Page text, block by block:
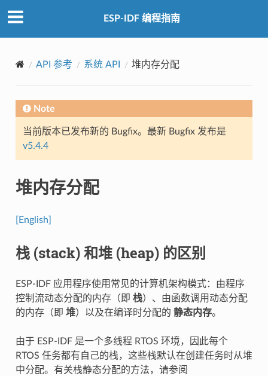
ESP-IDF 编程指南
API 参考 系统 API 堆内存分配
Note
当前版本已发布新的 Bugfix。最新 Bugfix 发布是
v5.4.4
堆内存分配
[English]
栈 (stack) 和堆 (heap) 的区别
ESP-IDF 应用程序使用常见的计算机架构模式：由程序
控制流动态分配的内存（即 栈）、由函数调用动态分配
的内存（即 堆）以及在编译时分配的 静态内存。
由于 ESP-IDF 是一个多线程 RTOS 环境，因此每个
RTOS 任务都有自己的栈，这些栈默认在创建任务时从堆
中分配。有关栈静态分配的方法，请参阅